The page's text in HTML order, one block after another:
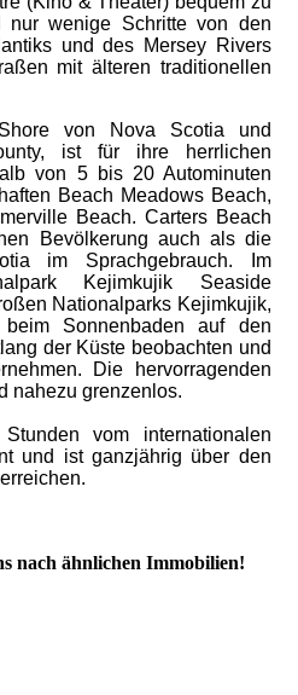
nur wenige Schritte von den
und des Mersey Rivers
mit älteren traditionellen
von Nova Scotia und
ist für ihre herrlichen
von 5 bis 20 Autominuten
Beach Meadows Beach,
Beach. Carters Beach
Bevölkerung auch als die
im Sprachgebrauch. Im
Kejimkujik Seaside
Nationalparks Kejimkujik,
Sonnenbaden auf den
der Küste beobachten und
Die hervorragenden
nahezu grenzenlos.
vom internationalen
und ist ganzjährig über den
nach ähnlichen Immobilien!